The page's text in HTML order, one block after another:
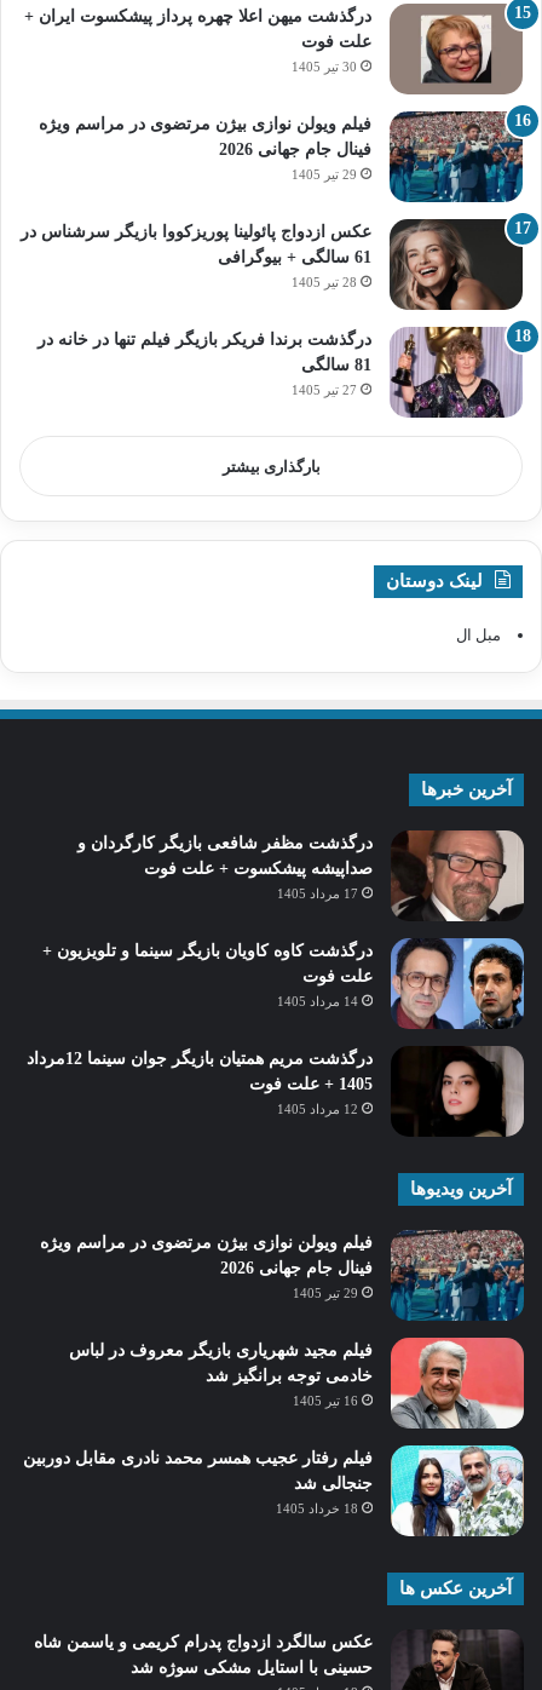
درگذشت میهن اعلا چهره پرداز پیشکسوت ایران +
علت فوت
30 تیر 1405
فیلم ویولن نوازی بیژن مرتضوی در مراسم ویژه
فینال جام جهانی 2026
29 تیر 1405
عکس ازدواج پائولینا پوریزکووا بازیگر سرشناس در
61 سالگی + بیوگرافی
28 تیر 1405
درگذشت برندا فریکر بازیگر فیلم تنها در خانه در
81 سالگی
27 تیر 1405
بارگذاری بیشتر
لینک دوستان
مبل ال
آخرین خبرها
درگذشت مظفر شافعی بازیگر کارگردان و
صداپیشه پیشکسوت + علت فوت
17 مرداد 1405
درگذشت کاوه کاویان بازیگر سینما و تلویزیون +
علت فوت
14 مرداد 1405
درگذشت مریم همتیان بازیگر جوان سینما 12مرداد
1405 + علت فوت
12 مرداد 1405
آخرین ویدیوها
فیلم ویولن نوازی بیژن مرتضوی در مراسم ویژه
فینال جام جهانی 2026
29 تیر 1405
فیلم مجید شهریاری بازیگر معروف در لباس
خادمی توجه برانگیز شد
16 تیر 1405
فیلم رفتار عجیب همسر محمد نادری مقابل دوربین
جنجالی شد
18 خرداد 1405
آخرین عکس ها
عکس سالگرد ازدواج پدرام کریمی و یاسمن شاه‌
حسینی با استایل مشکی سوژه شد